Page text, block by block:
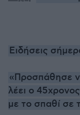
Ειδήσεις
«Προσπάθησε
λέει ο
με το σπαθί σε